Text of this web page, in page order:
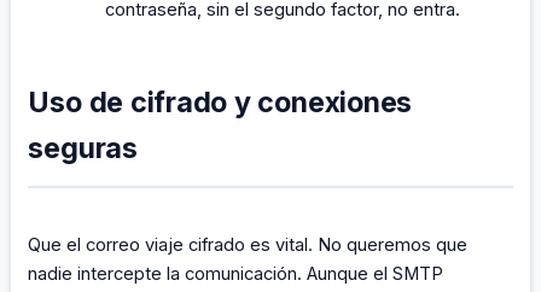
contraseña, sin el segundo factor, no entra.
Uso de cifrado y conexiones
seguras
Que el correo viaje cifrado es vital. No queremos que
nadie intercepte la comunicación. Aunque el SMTP